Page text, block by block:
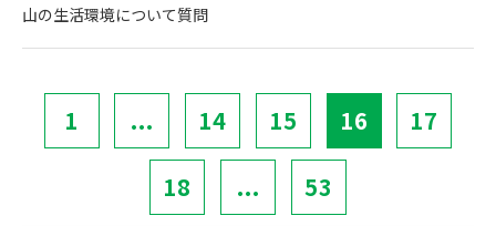
山の生活環境について質問
1 ... 14 15 16 17
18 ... 53